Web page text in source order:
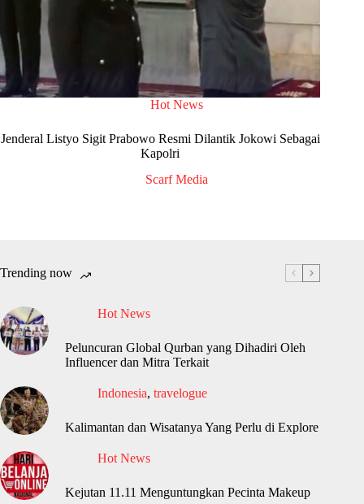
Hot News
Jenderal Listyo Sigit Prabowo Resmi Dilantik Jokowi Sebagai
Kapolri
Scarf Media
Trending now
Hot News
Peluncuran Global Qurban yang Dihadiri Oleh
Influencer dan Mitra Terkait
Indonesia, travelogue
Kalimantan dan Wisatanya Yang Perlu di Explore
Hot News
Kejutan 11.11 Menguntungkan Pecinta Makeup